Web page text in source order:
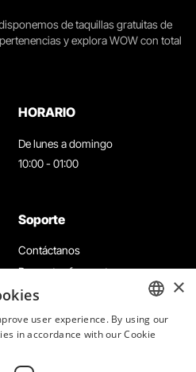
de taquillas gratuitas de
y explora WOW con total
HORARIO
De lunes a domingo
10:00 - 01:00
Soporte
Contáctanos
Preguntas frecuentes
Términos y condiciones
Política de privacidad y cookies
Trabaja con nosotrosENGLISH
×
user experience. By using our
in accordance with our Cookie